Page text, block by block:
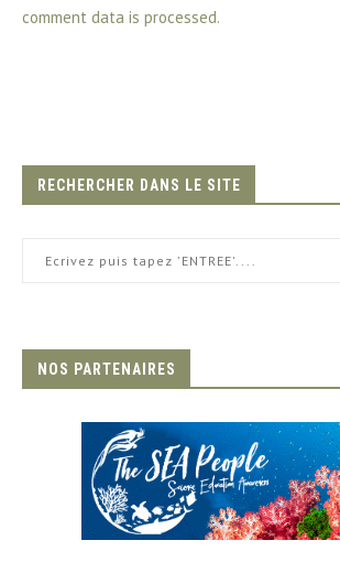
comment data is processed.
RECHERCHER DANS LE SITE
NOS PARTENAIRES